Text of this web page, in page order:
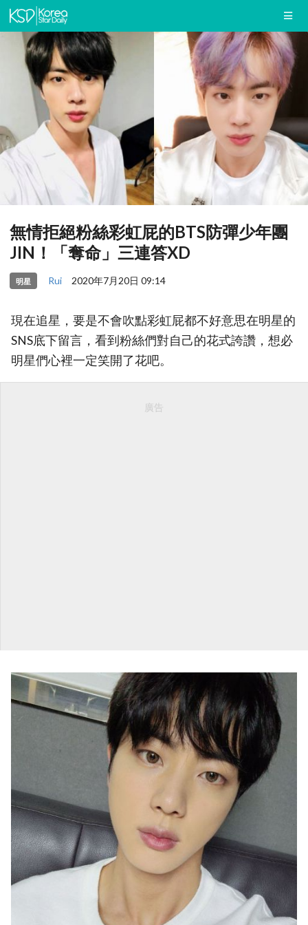
無情拒絕粉絲彩虹屁的BTS防彈少年團
JIN！「奪命」三連答XD
明星 Rui 2020年7月20日 09:14
現在追星，要是不會吹點彩虹屁都不好意思在明星的
SNS底下留言，看到粉絲們對自己的花式誇讚，想必
明星們心裡一定笑開了花吧。
廣告